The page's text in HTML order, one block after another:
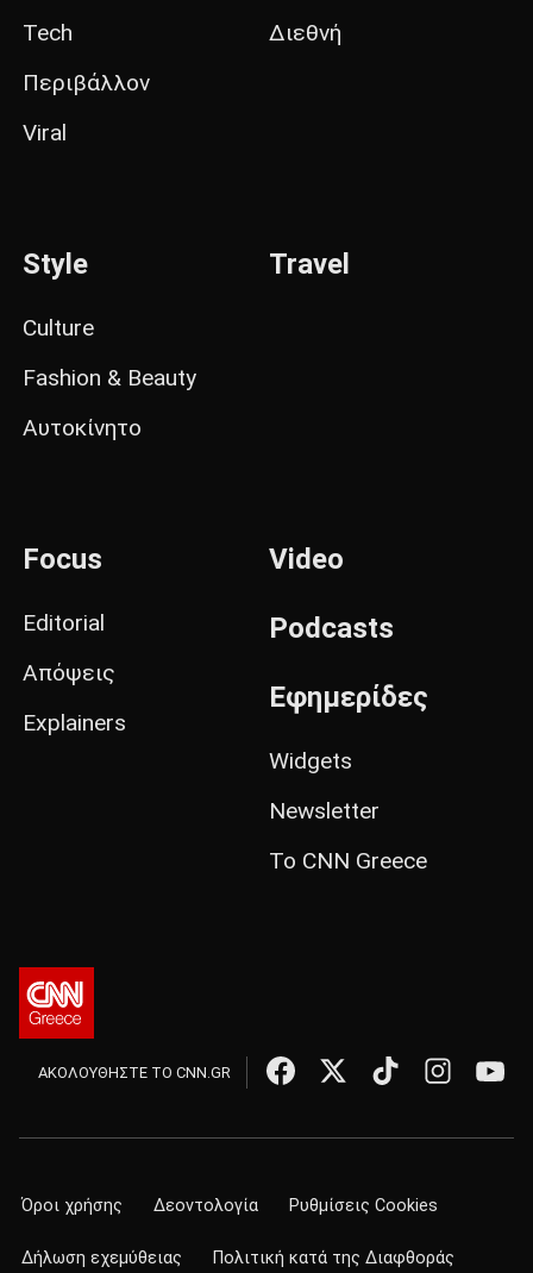
Tech
Περιβάλλον
Viral
Διεθνή
Style
Culture
Fashion & Beauty
Αυτοκίνητο
Travel
Focus
Editorial
Απόψεις
Explainers
Video
Podcasts
Εφημερίδες
Widgets
Newsletter
Το CNN Greece
ΑΚΟΛΟΥΘΗΣΤΕ ΤΟ CNN.GR
Όροι χρήσης Δεοντολογία Ρυθμίσεις Cookies
Δήλωση εχεμύθειας Πολιτική κατά της Διαφθοράς